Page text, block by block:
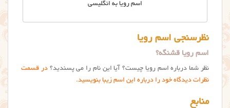
اسم رویا به انگلیسی
نظرسنجی اسم رویا
اسم رویا قشنگه؟
نظر شما درباره اسم رویا چیست؟ آیا این نام را می پسندید؟در قسمت
نظرات دیدگاه خود را درباره این اسم زیبا بنویسید.
منابع